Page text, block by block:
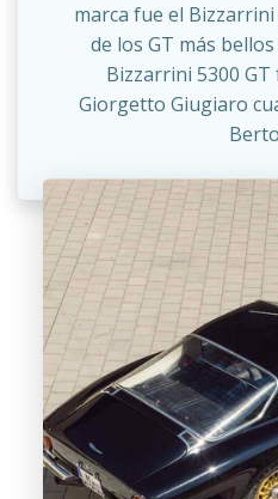
marca fue el
de los GT más
Bizzarrini 5300
Giorgetto Giugiaro